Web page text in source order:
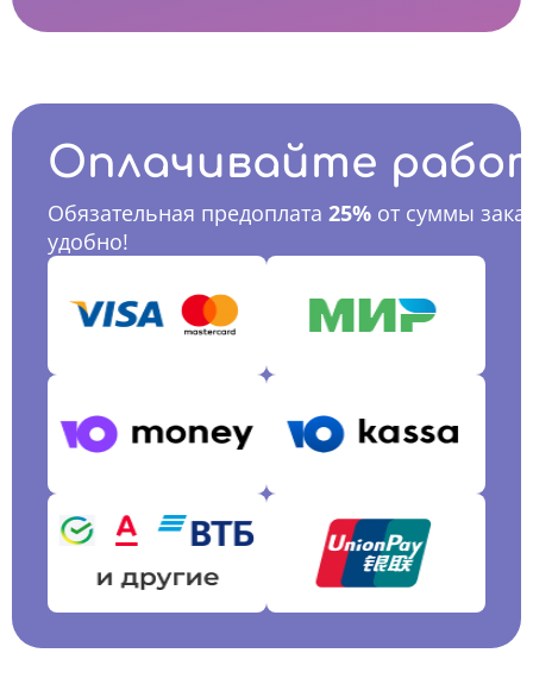
Оплачивайте
Обязательная предоплата 25% от суммы
удобно!